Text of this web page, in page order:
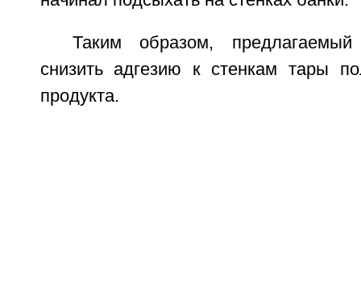
Таким образом,
снизить адгезию к стенкам тары
продукта.